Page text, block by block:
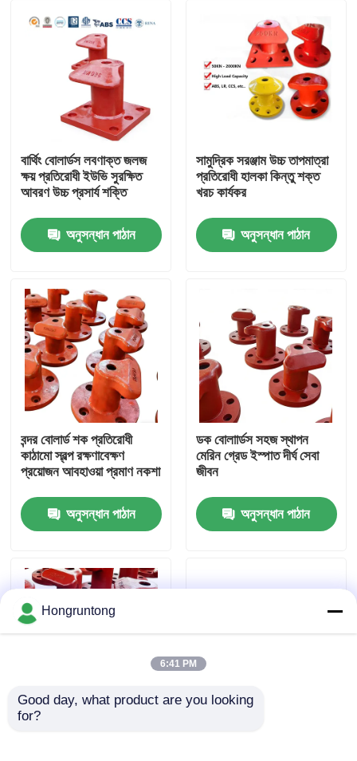
বাড়ি
পণ্য
ভিডিও
আমাদের সম্পর্কে
কারখানা ভ্রমণ
উদ্ধৃতির জন্য আবেদন
ইয়োকোহামা রাবার ফেন্ডার
বার্থিং বোলার্ডস লবণাক্ত জলজ
ক্ষয় প্রতিরোধী ইউভি সুরক্ষিত
আবরণ উচ্চ প্রসার্য শক্তি
অনুসন্ধান পাঠান
সামুদ্রিক সরঞ্জাম উচ্চ তাপমাত্রা
প্রতিরোধী হালকা কিন্তু শক্ত
খরচ কার্যকর
অনুসন্ধান পাঠান
বন্দর বোলার্ড শক প্রতিরোধী
কাঠামো স্বল্প রক্ষণাবেক্ষণ
প্রয়োজন আবহাওয়া প্রমাণ নকশা
অনুসন্ধান পাঠান
ডক বোলাার্ডস সহজ স্থাপন
মেরিন গ্রেড ইস্পাত দীর্ঘ সেবা
জীবন
অনুসন্ধান পাঠান
নোঙর করার খুঁটি ভারী দায়িত্ব
Hongruntong
6:41 PM
Good day, what product are you looking
for?